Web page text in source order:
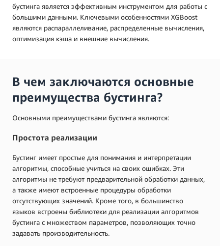
бустинга является эффективным инструментом для работы с
большими данными. Ключевыми особенностями XGBoost
являются распараллеливание, распределенные вычисления,
оптимизация кэша и внешние вычисления.
В чем заключаются основные
преимущества бустинга?
Основными преимуществами бустинга являются:
Простота реализации
Бустинг имеет простые для понимания и интерпретации
алгоритмы, способные учиться на своих ошибках. Эти
алгоритмы не требуют предварительной обработки данных,
а также имеют встроенные процедуры обработки
отсутствующих значений. Кроме того, в большинство
языков встроены библиотеки для реализации алгоритмов
бустинга с множеством параметров, позволяющих точно
задавать производительность.